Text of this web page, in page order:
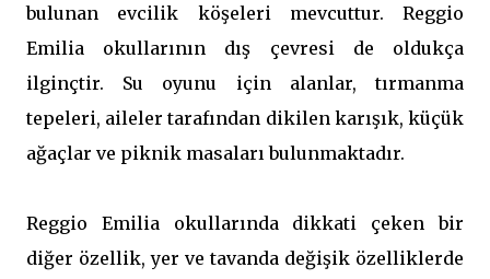
bulunan evcilik köşeleri mevcuttur. Reggio
Emilia okullarının dış çevresi de oldukça
ilginçtir. Su oyunu için alanlar, tırmanma
tepeleri, aileler tarafından dikilen karışık, küçük
ağaçlar ve piknik masaları bulunmaktadır.
Reggio Emilia okullarında dikkati çeken bir
diğer özellik, yer ve tavanda değişik özelliklerde